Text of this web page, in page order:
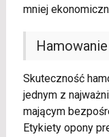
mniej
Skuteczność
jednym z
mającym
Etykiety opony